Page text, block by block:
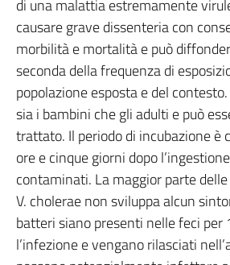
di una malattia estremamente
causare grave dissenteria con
morbilità e mortalità e può
seconda della frequenza di
popolazione esposta e del
sia i bambini che gli adulti e può
trattato. Il periodo di incubazione è
ore e cinque giorni dopo
contaminati. La maggior parte
V. cholerae non sviluppa alcun
batteri siano presenti nelle feci per
l’infezione e vengano rilasciati